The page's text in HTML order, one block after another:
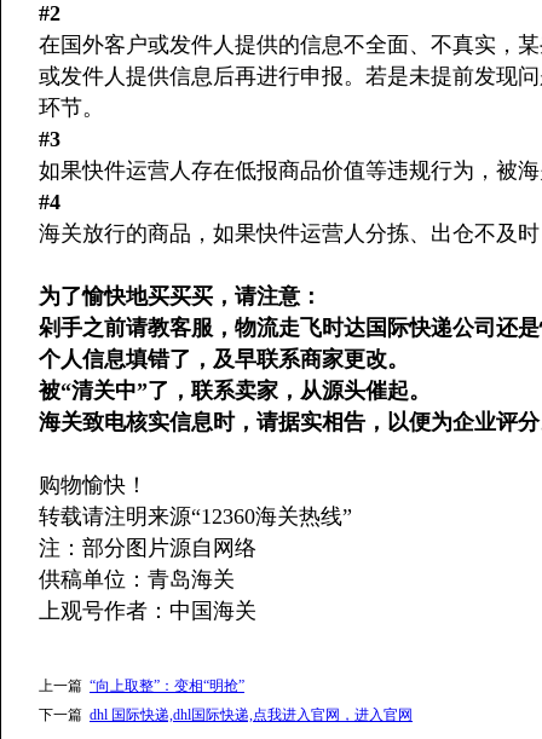
#2
在国外客户或发件人提供的信息不全面、不真实，
或发件人提供信息后再进行申报。若是未提前发现
环节。
#3
如果快件运营人存在低报商品价值等违规行为，被
#4
海关放行的商品，如果快件运营人分拣、出仓不及
为了愉快地买买买，请注意：
剁手之前请教客服，物流走飞时达国际快递公司还
个人信息填错了，及早联系商家更改。
被“清关中”了，联系卖家，从源头催起。
海关致电核实信息时，请据实相告，以便为企业评
购物愉快！
转载请注明来源“12360海关热线”
注：部分图片源自网络
供稿单位：青岛海关
上观号作者：中国海关
上一篇 “向上取整”：变相“明抢”
下一篇 dhl 国际快递,dhl国际快递,点我进入官网，进入官网